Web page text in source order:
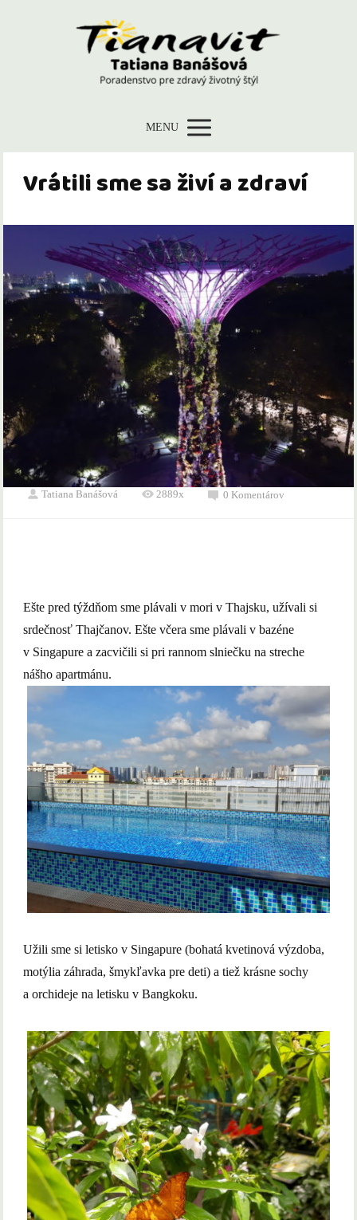
MENU
Vrátili sme sa živí a zdraví
Tatiana Banášová 2889x 0 Komentárov
Ešte pred týždňom sme plávali v mori v Thajsku, užívali si
srdečnosť Thajčanov. Ešte včera sme plávali v bazéne
v Singapure a zacvičili si pri rannom slniečku na streche
nášho apartmánu.
Užili sme si letisko v Singapure (bohatá kvetinová výzdoba,
motýlia záhrada, šmykľavka pre deti) a tiež krásne sochy
a orchideje na letisku v Bangkoku.